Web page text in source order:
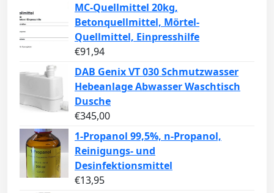
MC-Quellmittel 20kg,
Betonquellmittel, Mörtel-
Quellmittel, Einpresshilfe
€91,94
DAB Genix VT 030 Schmutzwasser
Hebeanlage Abwasser Waschtisch
Dusche
€345,00
1-Propanol 99,5%, n-Propanol,
Reinigungs- und
Desinfektionsmittel
€13,95